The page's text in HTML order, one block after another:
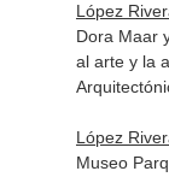
López
Dora Maar
al arte y la
López
Museo